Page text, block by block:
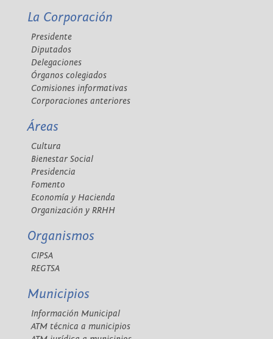
La Corporación
Presidente
Diputados
Delegaciones
Órganos colegiados
Comisiones informativas
Corporaciones anteriores
Áreas
Cultura
Bienestar Social
Presidencia
Fomento
Economía y Hacienda
Organización y RRHH
Organismos
CIPSA
REGTSA
Municipios
Información Municipal
ATM técnica a municipios